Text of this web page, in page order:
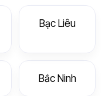
Bạc Liêu
Bắc Ninh